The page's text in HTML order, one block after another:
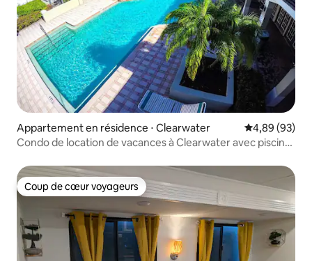
Appartement en résidence ⋅ Clearwater Évaluation
4,89 (93)
Condo de location de vacances à Clearwater avec piscine
Coup de cœur voyageurs
Coup de cœur voyageurs